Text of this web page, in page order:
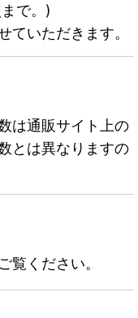
で。)
ていただきます。
は通販サイト上の
とは異なりますの
覧ください。